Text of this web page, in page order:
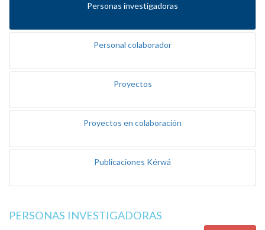
Personas investigadoras
Personal colaborador
Proyectos
Proyectos en colaboración
Publicaciones Kérwá
PERSONAS INVESTIGADORAS